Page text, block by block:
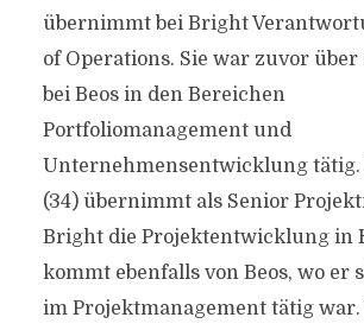
übernimmt bei Bright
of Operations. Sie war zuvor
bei Beos in den Bereichen
Portfoliomanagement und
Unternehmensentwicklung
(34) übernimmt als Senior
Bright die Projektentwicklung in
kommt ebenfalls von Beos, wo er
im Projektmanagement tätig war.